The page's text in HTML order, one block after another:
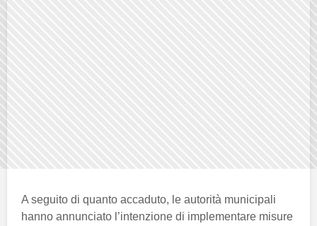
A seguito di quanto accaduto, le autorità municipali
hanno annunciato l’intenzione di implementare misure